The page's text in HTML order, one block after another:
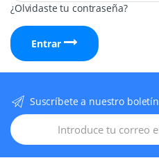
¿Olvidaste tu contraseña?
Entrar
Suscríbete a nuestro boletín